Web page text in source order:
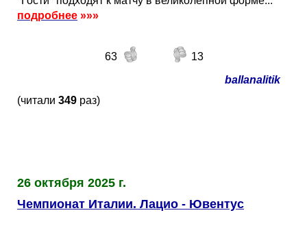
подробнее »»»
63
13
ballanalitik
(читали 349 раз)
26 октября 2025 г.
Чемпионат Италии. Лацио - Ювентус